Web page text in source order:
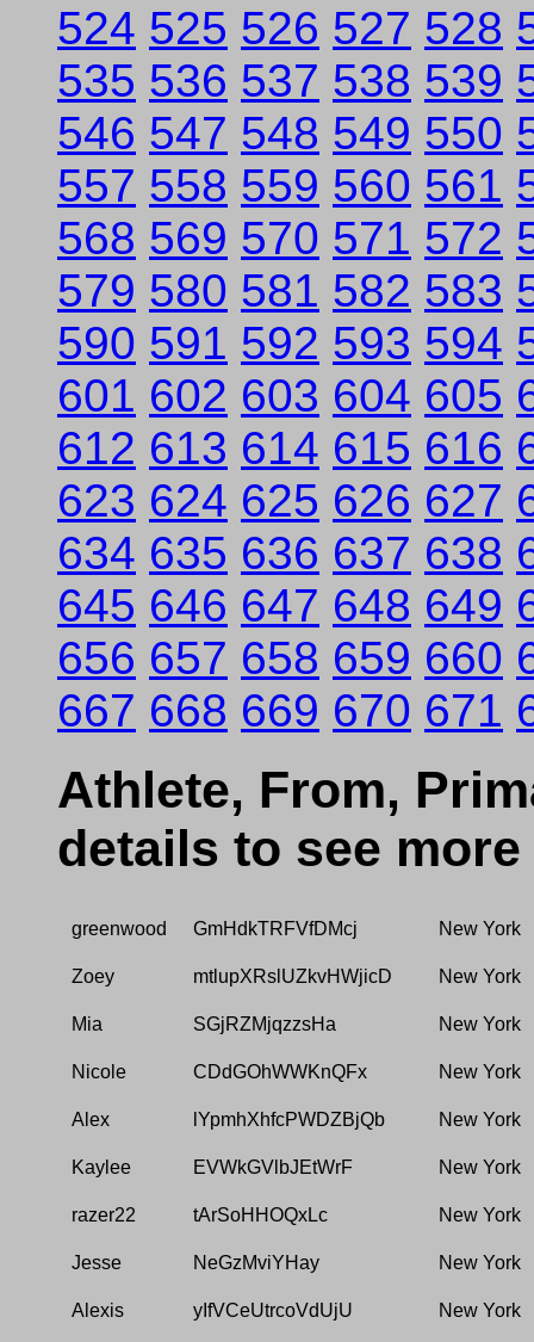
524 525 526 527 528
535 536 537 538 539
546 547 548 549 550
557 558 559 560 561
568 569 570 571 572
579 580 581 582 583
590 591 592 593 594
601 602 603 604 605
612 613 614 615 616
623 624 625 626 627
634 635 636 637 638
645 646 647 648 649
656 657 658 659 660
667 668 669 670 671
Athlete, From,
details to see more
greenwood GmHdkTRFVfDMcj New York
Zoey mtlupXRslUZkvHWjicD New York
Mia SGjRZMjqzzsHa New York
Nicole CDdGOhWWKnQFx New York
Alex lYpmhXhfcPWDZBjQb New York
Kaylee EVWkGVlbJEtWrF New York
razer22 tArSoHHOQxLc New York
Jesse NeGzMviYHay New York
Alexis yIfVCeUtrcoVdUjU New York